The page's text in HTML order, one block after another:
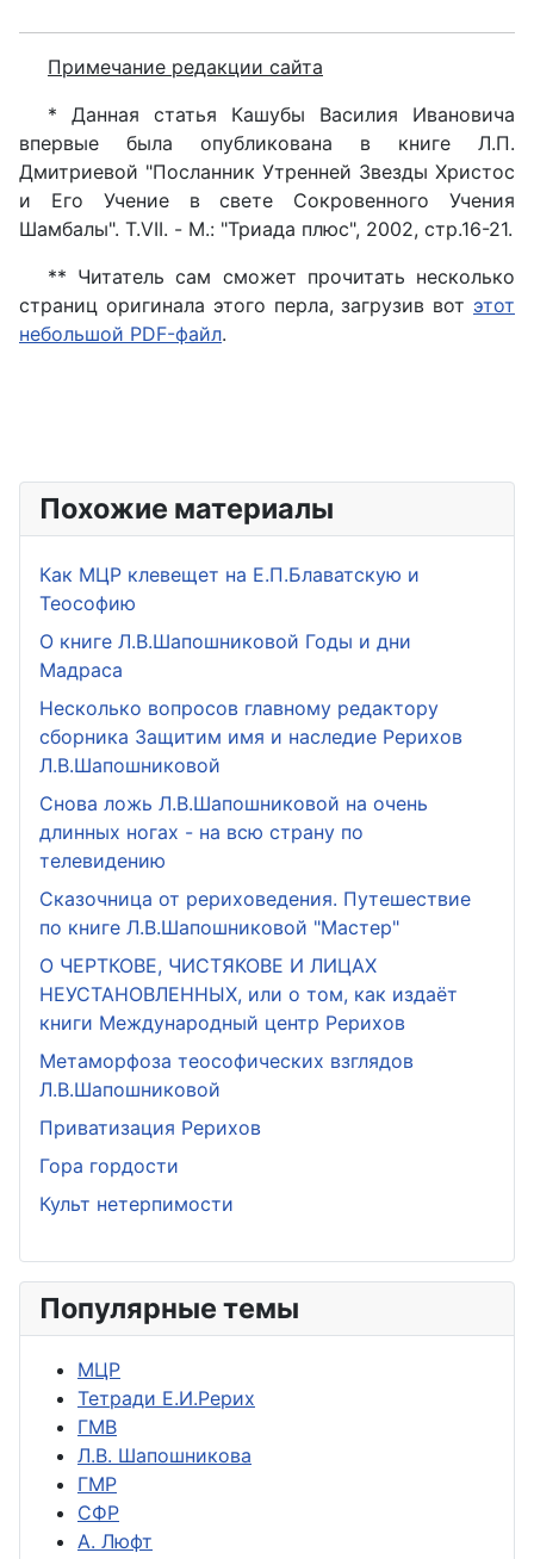
Примечание редакции сайта
* Данная статья Кашубы Василия Ивановича
впервые была опубликована в книге Л.П.
Дмитриевой "Посланник Утренней Звезды Христос
и Его Учение в свете Сокровенного Учения
Шамбалы". Т.VII. - М.: "Триада плюс", 2002, стр.16-21.
** Читатель сам сможет прочитать несколько
страниц оригинала этого перла, загрузив вот этот
небольшой PDF-файл.
Похожие материалы
Как МЦР клевещет на Е.П.Блаватскую и
Теософию
О книге Л.В.Шапошниковой Годы и дни
Мадраса
Несколько вопросов главному редактору
сборника Защитим имя и наследие Рерихов
Л.В.Шапошниковой
Снова ложь Л.В.Шапошниковой на очень
длинных ногах - на всю страну по
телевидению
Сказочница от рериховедения. Путешествие
по книге Л.В.Шапошниковой "Мастер"
О ЧЕРТКОВЕ, ЧИСТЯКОВЕ И ЛИЦАХ
НЕУСТАНОВЛЕННЫХ, или о том, как издаёт
книги Международный центр Рерихов
Метаморфоза теософических взглядов
Л.В.Шапошниковой
Приватизация Рерихов
Гора гордости
Культ нетерпимости
Популярные темы
МЦР
Тетради Е.И.Рерих
ГМВ
Л.В. Шапошникова
ГМР
СФР
А. Люфт